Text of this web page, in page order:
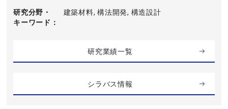
研究分野・
キーワード
建築材料, 構法開発, 構造設計
研究業績一覧
シラバス情報